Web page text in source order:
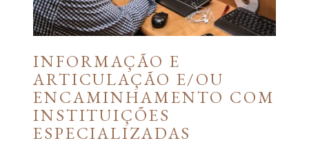
INFORMAÇÃO E
ARTICULAÇÃO E/OU
ENCAMINHAMENTO COM
INSTITUIÇÕES
ESPECIALIZADAS